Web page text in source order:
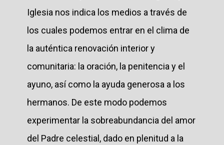
Iglesia nos indica los medios a través de
los cuales podemos entrar en el clima de
la auténtica renovación interior y
comunitaria: la oración, la penitencia y el
ayuno, así como la ayuda generosa a los
hermanos. De este modo podemos
experimentar la sobreabundancia del amor
del Padre celestial, dado en plenitud a la